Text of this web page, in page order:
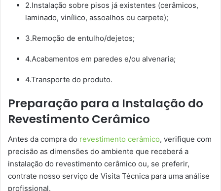
2.Instalação sobre pisos já existentes (cerâmicos,
laminado, vinílico, assoalhos ou carpete);
3.Remoção de entulho/dejetos;
4.Acabamentos em paredes e/ou alvenaria;
4.Transporte do produto.
Preparação para a Instalação do
Revestimento Cerâmico
Antes da compra do revestimento cerâmico, verifique com
precisão as dimensões do ambiente que receberá a
instalação do revestimento cerâmico ou, se preferir,
contrate nosso serviço de Visita Técnica para uma análise
profissional.